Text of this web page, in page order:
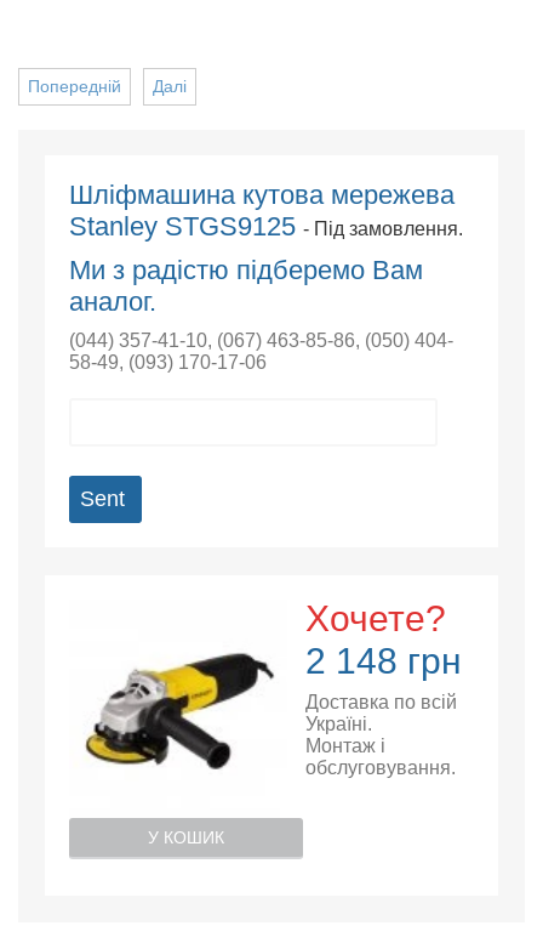
Далі
Попередній
Шліфмашина кутова мережева
Stanley STGS9125 - Під замовлення.
Ми з радістю підберемо Вам
аналог.
(044) 357-41-10, (067) 463-85-86, (050) 404-
58-49, (093) 170-17-06
Sent
Хочете?
2 148 грн
Доставка по всій
Україні.
Монтаж і
обслуговування.
У КОШИК